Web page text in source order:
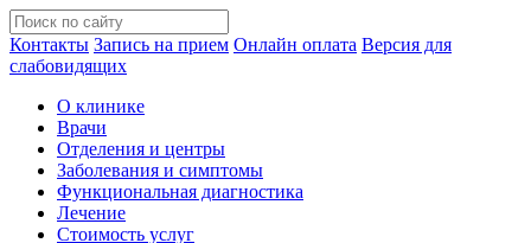
Контакты Запись на прием Онлайн оплата Версия для
слабовидящих
О клинике
Врачи
Отделения и центры
Заболевания и симптомы
Функциональная диагностика
Лечение
Стоимость услуг